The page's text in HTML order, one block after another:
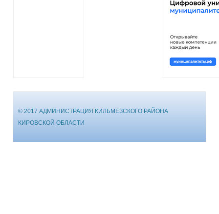
© 2017 АДМИНИСТРАЦИЯ КИЛЬМЕЗСКОГО РАЙОНА
КИРОВСКОЙ ОБЛАСТИ